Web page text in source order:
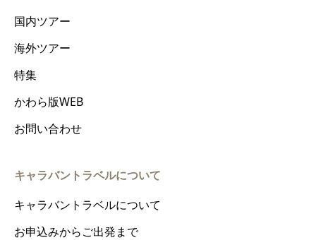
国内ツアー
海外ツアー
特集
かわら版WEB
お問い合わせ
キャラバントラベルについて
キャラバントラベルについて
お申込みからご出発まで